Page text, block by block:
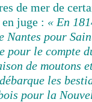
de mer de
juge : « En
Nantes pour
pour le compte
de moutons
les
pour la